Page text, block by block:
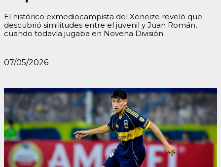
El histórico exmediocampista del Xeneize reveló que
descubrió similitudes entre el juvenil y Juan Román,
cuando todavía jugaba en Novena División.
07/05/2026